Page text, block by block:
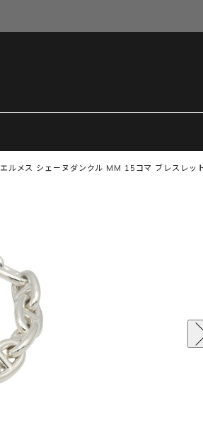
エルメス シェーヌダンクル MM 15コマ ブレスレッ